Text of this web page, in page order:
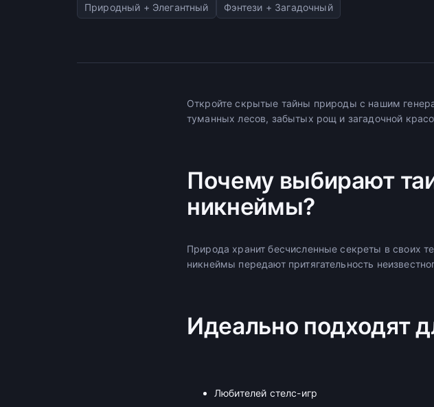
Природный + Элегантный
Фэнтези + Загадочный
Откройте скрытые тайны природы с нашим
туманных лесов, забытых рощ и загадочной
Почему выбирают
никнеймы?
Природа хранит бесчисленные секреты в своих
никнеймы передают притягательность
Идеально подходят
Любителей стелс-игр